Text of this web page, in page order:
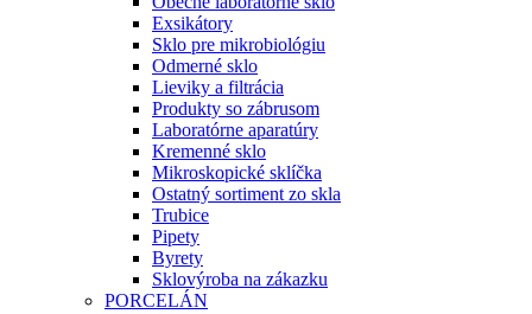
Exsikátory
Sklo pre mikrobiológiu
Odmerné sklo
Lieviky a filtrácia
Produkty so zábrusom
Laboratórne aparatúry
Kremenné sklo
Mikroskopické sklíčka
Ostatný sortiment zo skla
Trubice
Pipety
Byrety
Sklovýroba na zákazku
PORCELÁN